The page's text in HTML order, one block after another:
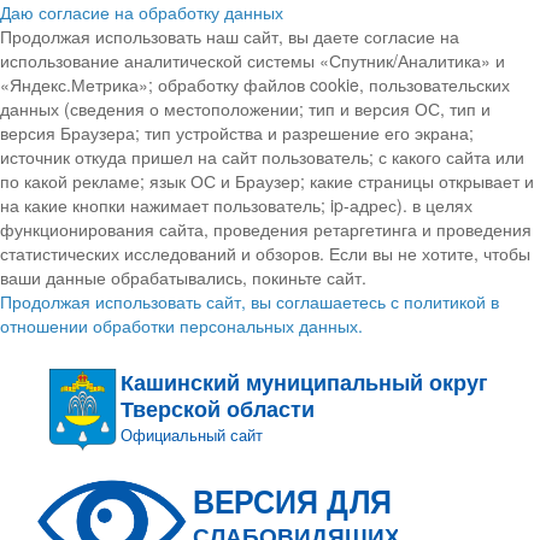
Даю согласие на обработку данных
Продолжая использовать наш сайт, вы даете согласие на
использование аналитической системы «Спутник/Аналитика» и
«Яндекс.Метрика»; обработку файлов cookie, пользовательских
данных (сведения о местоположении; тип и версия ОС, тип и
версия Браузера; тип устройства и разрешение его экрана;
источник откуда пришел на сайт пользователь; с какого сайта или
по какой рекламе; язык ОС и Браузер; какие страницы открывает и
на какие кнопки нажимает пользователь; ip-адрес). в целях
функционирования сайта, проведения ретаргетинга и проведения
статистических исследований и обзоров. Если вы не хотите, чтобы
ваши данные обрабатывались, покиньте сайт.
Продолжая использовать сайт, вы соглашаетесь с политикой в
отношении обработки персональных данных.